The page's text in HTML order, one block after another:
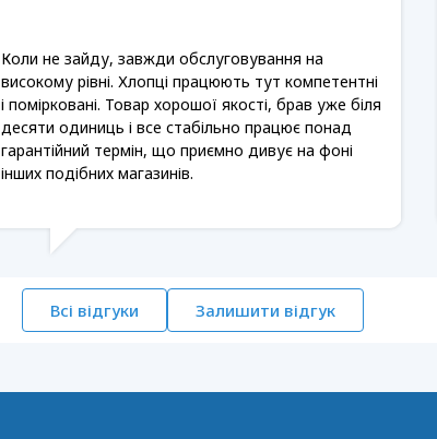
Коли не зайду, завжди обслуговування на
високому рівні. Хлопці працюють тут компетентні
і помірковані. Товар хорошої якості, брав уже біля
десяти одиниць і все стабільно працює понад
гарантійний термін, що приємно дивує на фоні
інших подібних магазинів.
Всі відгуки Залишити відгук